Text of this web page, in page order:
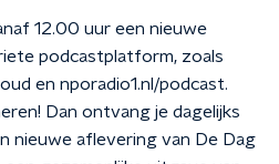
12.00 uur een nieuwe
podcastplatform, zoals
en nporadio1.nl/podcast.
Dan ontvang je dagelijks
nieuwe aflevering van De Dag